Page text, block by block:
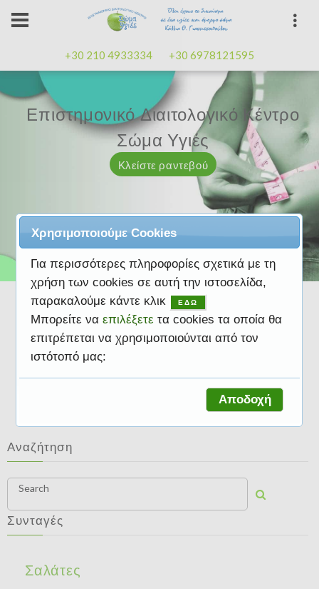
+30 210 4933334 +30 6978121595
Επαγγελματισμός, εμπειρίακαλή
διάθεση
Κλείστε ραντεβού
Επιστημονικό Διαιτολογικό Κέντρο
Σώμα Υγιές
Κλείστε ραντεβού
Μαζί μας μπορείτε
Κλείστε ραντεβού
Επαγγελματισμός, εμπειρίακαλή
διάθεση
Κλείστε ραντεβού
Επιστημονικό Διαιτολογικό Κέντρο
Σώμα Υγιές
Κλείστε ραντεβού
Αναζήτηση
Search
Συνταγές
Σαλάτες
Χρησιμοποιούμε Cookies
Για περισσότερες πληροφορίες σχετικά με τη
χρήση των cookies σε αυτή την ιστοσελίδα,
παρακαλούμε κάντε κλικ
ΕΔΩ
Μπορείτε να επιλέξετε τα cookies τα οποία θα
επιτρέπεται να χρησιμοποιούνται από τον
ιστότοπό μας:
Αποδοχή